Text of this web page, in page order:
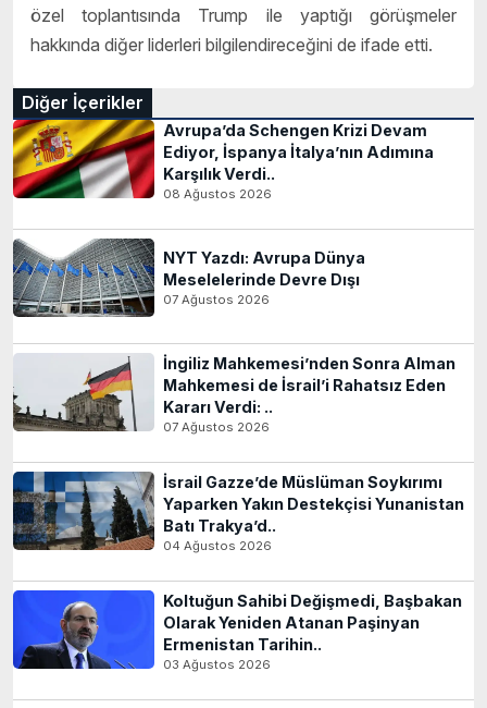
özel toplantısında Trump ile yaptığı görüşmeler
hakkında diğer liderleri bilgilendireceğini de ifade etti.
Diğer İçerikler
Avrupa’da Schengen Krizi Devam
Ediyor, İspanya İtalya’nın Adımına
Karşılık Verdi..
08 Ağustos 2026
NYT Yazdı: Avrupa Dünya
Meselelerinde Devre Dışı
07 Ağustos 2026
İngiliz Mahkemesi’nden Sonra Alman
Mahkemesi de İsrail’i Rahatsız Eden
Kararı Verdi: ..
07 Ağustos 2026
İsrail Gazze’de Müslüman Soykırımı
Yaparken Yakın Destekçisi Yunanistan
Batı Trakya’d..
04 Ağustos 2026
Koltuğun Sahibi Değişmedi, Başbakan
Olarak Yeniden Atanan Paşinyan
Ermenistan Tarihin..
03 Ağustos 2026